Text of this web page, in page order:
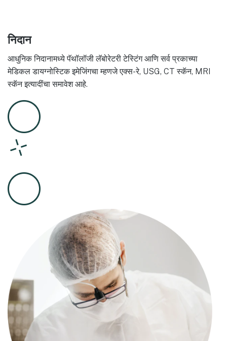
निदान
आधुनिक निदानामध्ये पॅथॉलॉजी लॅबोरेटरी टेस्टिंग आणि सर्व प्रकाच्या
मेडिकल डायग्नोस्टिक इमेजिंगचा म्हणजे एक्स-रे, USG, CT स्कॅन, MRI
स्कॅन इत्यादींचा समावेश आहे.